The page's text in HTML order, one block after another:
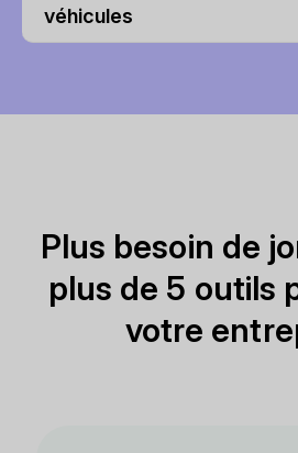
véhicules
Plus besoin de
plus de 5 outils
votre